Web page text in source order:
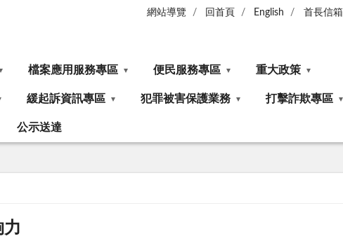
網站導覽 回首頁 English 首長信箱
檔案應用服務專區 便民服務專區 重大政策
緩起訴資訊專區 犯罪被害保護業務 打擊詐欺專區
公示送達